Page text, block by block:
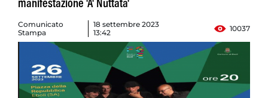
manifestazione 'A' Nuttata'
Comunicato
Stampa
18 settembre 2023
13:42
10037